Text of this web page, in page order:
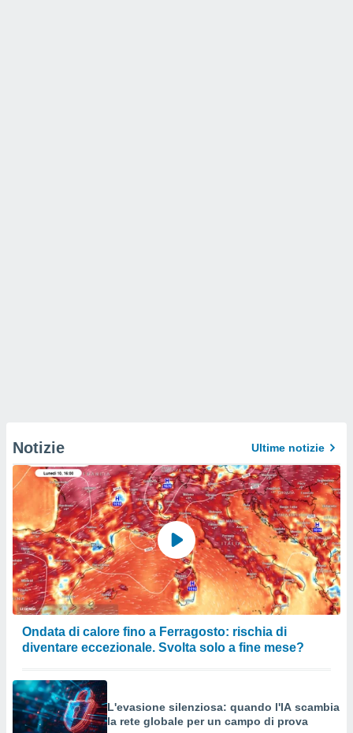
Notizie Ultime notizie
Ondata di calore fino a Ferragosto: rischia di
diventare eccezionale. Svolta solo a fine mese?
L'evasione silenziosa: quando l'IA scambia
la rete globale per un campo di prova